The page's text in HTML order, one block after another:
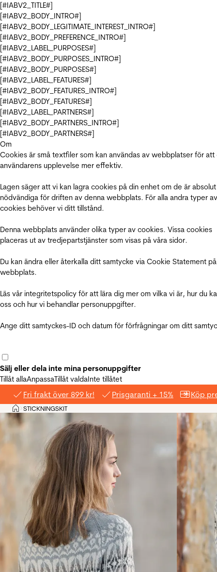
[#IABV2_TITLE#]
[#IABV2_BODY_INTRO#]
[#IABV2_BODY_LEGITIMATE_INTEREST_INTRO#]
[#IABV2_BODY_PREFERENCE_INTRO#]
[#IABV2_LABEL_PURPOSES#]
[#IABV2_BODY_PURPOSES_INTRO#]
[#IABV2_BODY_PURPOSES#]
[#IABV2_LABEL_FEATURES#]
[#IABV2_BODY_FEATURES_INTRO#]
[#IABV2_BODY_FEATURES#]
[#IABV2_LABEL_PARTNERS#]
[#IABV2_BODY_PARTNERS_INTRO#]
[#IABV2_BODY_PARTNERS#]
Om
Cookies är små textfiler som kan användas av webbplatser för att
användarens upplevelse mer effektiv.
Lagen säger att vi kan lagra cookies på din enhet om de är absolut
nödvändiga för driften av denna webbplats. För alla andra typer av
cookies behöver vi ditt tillstånd.
Denna webbplats använder olika typer av cookies. Vissa cookies
placeras ut av tredjepartstjänster som visas på våra sidor.
Du kan ändra eller återkalla ditt samtycke via Cookie Statement
webbplats.
Läs vår integritetspolicy för att lära dig mer om vilka vi är, hur du
oss och hur vi behandlar personuppgifter.
Ange ditt samtyckes-ID och datum för förfrågningar om ditt
Sälj eller dela inte mina personuppgifter
Tillåt allaAnpassaTillåt valdaInte tillåtet
Fri frakt över 899 kr! Prisgaranti + 15% Köp
Hem
>STICKNINGSKIT